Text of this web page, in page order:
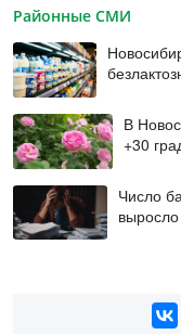
Районные СМИ
В
+30
Число